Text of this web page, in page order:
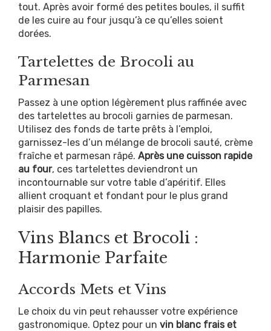
tout. Après avoir formé des petites boules, il suffit
de les cuire au four jusqu’à ce qu’elles soient
dorées.
Tartelettes de Brocoli au
Parmesan
Passez à une option légèrement plus raffinée avec
des tartelettes au brocoli garnies de parmesan.
Utilisez des fonds de tarte prêts à l’emploi,
garnissez-les d’un mélange de brocoli sauté, crème
fraîche et parmesan râpé. Après une cuisson rapide
au four, ces tartelettes deviendront un
incontournable sur votre table d’apéritif. Elles
allient croquant et fondant pour le plus grand
plaisir des papilles.
Vins Blancs et Brocoli :
Harmonie Parfaite
Accords Mets et Vins
Le choix du vin peut rehausser votre expérience
gastronomique. Optez pour un vin blanc frais et